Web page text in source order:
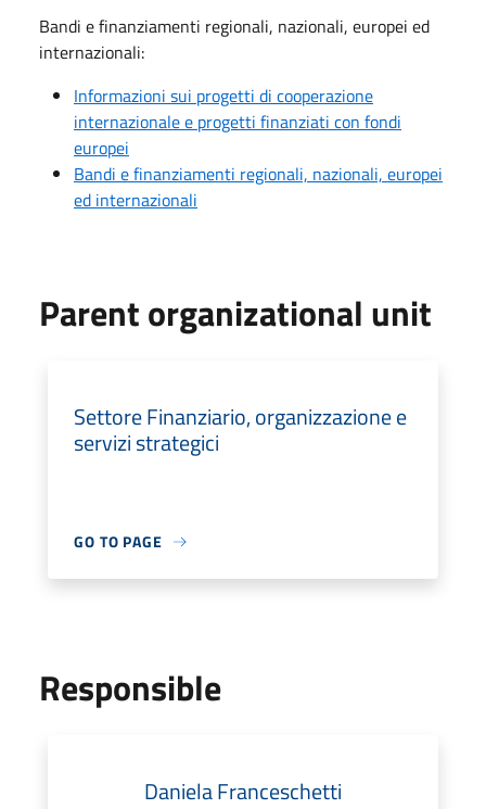
Bandi e finanziamenti regionali, nazionali, europei ed
internazionali:
Informazioni sui progetti di cooperazione
internazionale e progetti finanziati con fondi
europei
Bandi e finanziamenti regionali, nazionali, europei
ed internazionali
Parent organizational unit
Settore Finanziario, organizzazione e
servizi strategici
GO TO PAGE
Responsible
Daniela Franceschetti